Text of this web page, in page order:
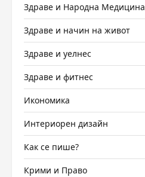
Здраве и Народна Медицина
Здраве и начин на живот
Здраве и уелнес
Здраве и фитнес
Икономика
Интериорен дизайн
Как се пише?
Крими и Право